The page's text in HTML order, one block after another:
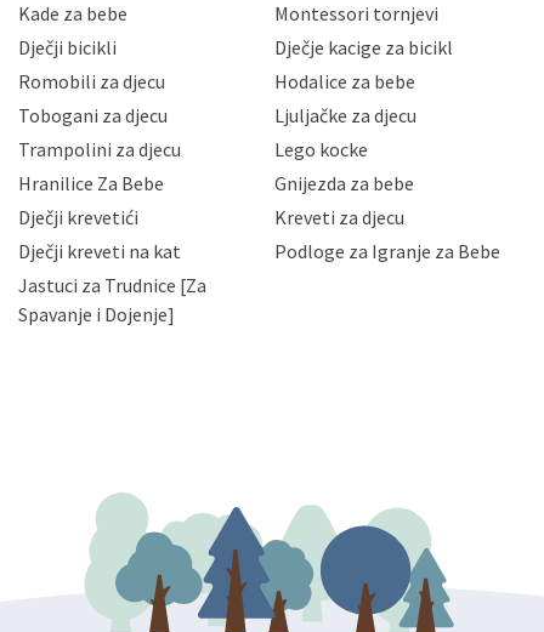
sigurnosnih mjera zaštite osobnih podataka od
neovlaštenog pristupa, zlouporabe, otkrivanja,
gubitka ili uništenja. Mae.hr štiti privatnost svojih
korisnika i posjetitelja web stranica, čuva povjerljivost
Vaših osobnih podataka te omogućava pristup i
priopćavanje osobnih podataka samo onim svojim
zaposlenicima kojima su isti potrebni radi provedbe
slučajevima koji su dozvoljeni zakonima. Napominjemo
da možete u svako doba, u potpunosti ili djelomice,
zatražiti prestanak aktivnosti obrade Vaših osobnih
podataka. Opoziv privole možete podnijeti poštom na
gore navedenu adresu ili e-mailom na adresu:
Kade za bebe
Montessori tornjevi
Dječji bicikli
Dječje kacige za bicikl
Romobili za djecu
Hodalice za bebe
Tobogani za djecu
Ljuljačke za djecu
Trampolini za djecu
Lego kocke
Hranilice Za Bebe
Gnijezda za bebe
Dječji krevetići
Kreveti za djecu
Dječji kreveti na kat
Podloge za Igranje za Bebe
Jastuci za Trudnice [Za
Spavanje i Dojenje]